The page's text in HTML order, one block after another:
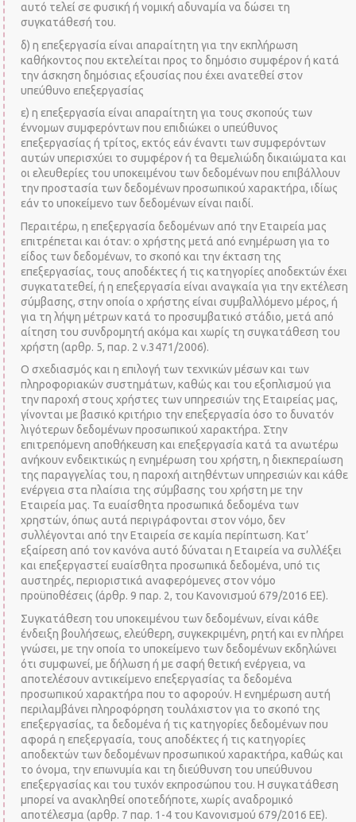
αυτό τελεί σε φυσική ή νομική αδυναμία να δώσει τη
συγκατάθεσή του.
δ) η επεξεργασία είναι απαραίτητη για την εκπλήρωση
καθήκοντος που εκτελείται προς το δημόσιο συμφέρον ή κατά
την άσκηση δημόσιας εξουσίας που έχει ανατεθεί στον
υπεύθυνο επεξεργασίας
ε) η επεξεργασία είναι απαραίτητη για τους σκοπούς των
έννομων συμφερόντων που επιδιώκει ο υπεύθυνος
επεξεργασίας ή τρίτος, εκτός εάν έναντι των συμφερόντων
αυτών υπερισχύει το συμφέρον ή τα θεμελιώδη δικαιώματα και
οι ελευθερίες του υποκειμένου των δεδομένων που επιβάλλουν
την προστασία των δεδομένων προσωπικού χαρακτήρα, ιδίως
εάν το υποκείμενο των δεδομένων είναι παιδί.
Περαιτέρω, η επεξεργασία δεδομένων από την Εταιρεία μας
επιτρέπεται και όταν: ο χρήστης μετά από ενημέρωση για το
είδος των δεδομένων, το σκοπό και την έκταση της
επεξεργασίας, τους αποδέκτες ή τις κατηγορίες αποδεκτών έχει
συγκατατεθεί, ή η επεξεργασία είναι αναγκαία για την εκτέλεση
σύμβασης, στην οποία ο χρήστης είναι συμβαλλόμενο μέρος, ή
για τη λήψη μέτρων κατά το προσυμβατικό στάδιο, μετά από
αίτηση του συνδρομητή ακόμα και χωρίς τη συγκατάθεση του
χρήστη (αρθρ. 5, παρ. 2 ν.3471/2006).
Ο σχεδιασμός και η επιλογή των τεχνικών μέσων και των
πληροφοριακών συστημάτων, καθώς και του εξοπλισμού για
την παροχή στους χρήστες των υπηρεσιών της Εταιρείας μας,
γίνονται με βασικό κριτήριο την επεξεργασία όσο το δυνατόν
λιγότερων δεδομένων προσωπικού χαρακτήρα. Στην
επιτρεπόμενη αποθήκευση και επεξεργασία κατά τα ανωτέρω
ανήκουν ενδεικτικώς η ενημέρωση του χρήστη, η διεκπεραίωση
της παραγγελίας του, η παροχή αιτηθέντων υπηρεσιών και κάθε
ενέργεια στα πλαίσια της σύμβασης του χρήστη με την
Εταιρεία μας. Τα ευαίσθητα προσωπικά δεδομένα των
χρηστών, όπως αυτά περιγράφονται στον νόμο, δεν
συλλέγονται από την Εταιρεία σε καμία περίπτωση. Κατ’
εξαίρεση από τον κανόνα αυτό δύναται η Εταιρεία να συλλέξει
και επεξεργαστεί ευαίσθητα προσωπικά δεδομένα, υπό τις
αυστηρές, περιοριστικά αναφερόμενες στον νόμο
προϋποθέσεις (άρθρ. 9 παρ. 2, του Κανονισμού 679/2016 ΕΕ).
Συγκατάθεση του υποκειμένου των δεδομένων, είναι κάθε
ένδειξη βουλήσεως, ελεύθερη, συγκεκριμένη, ρητή και εν πλήρει
γνώσει, με την οποία το υποκείμενο των δεδομένων εκδηλώνει
ότι συμφωνεί, με δήλωση ή με σαφή θετική ενέργεια, να
αποτελέσουν αντικείμενο επεξεργασίας τα δεδομένα
προσωπικού χαρακτήρα που το αφορούν. Η ενημέρωση αυτή
περιλαμβάνει πληροφόρηση τουλάχιστον για το σκοπό της
επεξεργασίας, τα δεδομένα ή τις κατηγορίες δεδομένων που
αφορά η επεξεργασία, τους αποδέκτες ή τις κατηγορίες
αποδεκτών των δεδομένων προσωπικού χαρακτήρα, καθώς και
το όνομα, την επωνυμία και τη διεύθυνση του υπεύθυνου
επεξεργασίας και του τυχόν εκπροσώπου του. Η συγκατάθεση
μπορεί να ανακληθεί οποτεδήποτε, χωρίς αναδρομικό
αποτέλεσμα (αρθρ. 7 παρ. 1-4 του Κανονισμού 679/2016 ΕΕ).